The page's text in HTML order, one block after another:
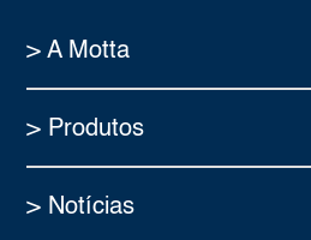
> A Motta
> Produtos
> Notícias